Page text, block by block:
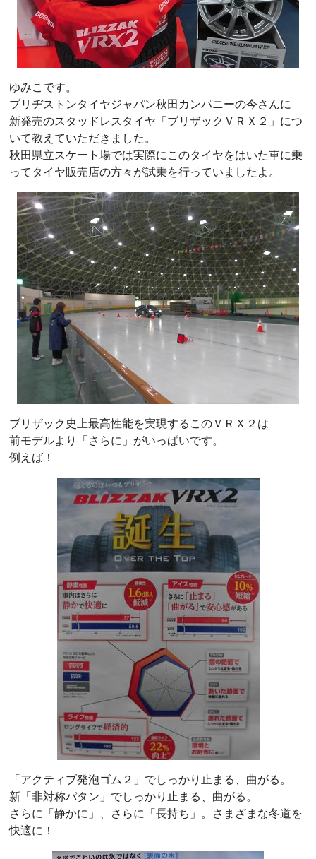
ゆみこです。
ブリヂストンタイヤジャパン秋田カンパニーの今さんに
新発売のスタッドレスタイヤ「ブリザックＶＲＸ２」につ
いて教えていただきました。
秋田県立スケート場では実際にこのタイヤをはいた車に乗
ってタイヤ販売店の方々が試乗を行っていましたよ。
ブリザック史上最高性能を実現するこのＶＲＸ２は
前モデルより「さらに」がいっぱいです。
例えば！
「アクティブ発泡ゴム２」でしっかり止まる、曲がる。
新「非対称パタン」でしっかり止まる、曲がる。
さらに「静かに」、さらに「長持ち」。さまざまな冬道を
快適に！